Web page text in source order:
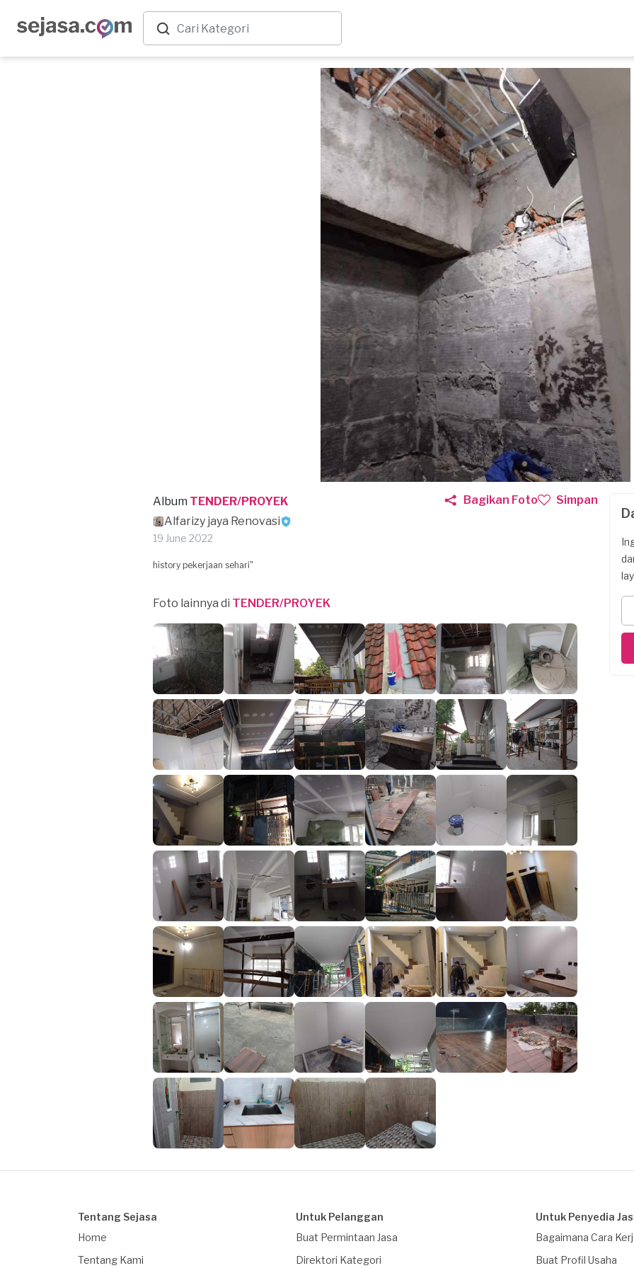
Album TENDER/PROYEK
Alfarizy jaya Renovasi
19 June 2022
Bagikan Foto Simpan
history pekerjaan sehari"
Foto lainnya di TENDER/PROYEK
Tentang Sejasa
Home
Tentang Kami
Untuk Pelanggan
Buat Permintaan Jasa
Direktori Kategori
Untuk Penyedia
Bagaimana Cara
Buat Profil Usaha